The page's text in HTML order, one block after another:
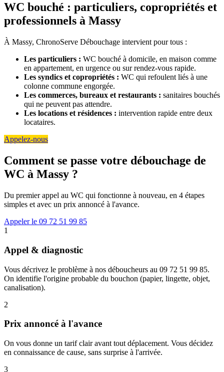
WC bouché : particuliers, copropriétés et
professionnels à Massy
À Massy, ChronoServe Débouchage intervient pour tous :
Les particuliers : WC bouché à domicile, en maison comme
en appartement, en urgence ou sur rendez-vous rapide.
Les syndics et copropriétés : WC qui refoulent liés à une
colonne commune engorgée.
Les commerces, bureaux et restaurants : sanitaires bouchés
qui ne peuvent pas attendre.
Les locations et résidences : intervention rapide entre deux
locataires.
Appelez-nous
Comment se passe votre débouchage de
WC à Massy ?
Du premier appel au WC qui fonctionne à nouveau, en 4 étapes
simples et avec un prix annoncé à l'avance.
Appeler le 09 72 51 99 85
1
Appel & diagnostic
Vous décrivez le problème à nos déboucheurs au 09 72 51 99 85.
On identifie l'origine probable du bouchon (papier, lingette, objet,
canalisation).
2
Prix annoncé à l'avance
On vous donne un tarif clair avant tout déplacement. Vous décidez
en connaissance de cause, sans surprise à l'arrivée.
3